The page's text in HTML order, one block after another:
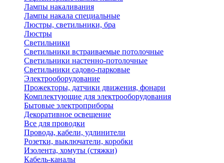
Лампы накаливания
Лампы накала специальные
Люстры, светильники, бра
Люстры
Светильники
Светильники встраиваемые потолочные
Светильники настенно-потолочные
Светильники садово-парковые
Электрооборудование
Прожекторы, датчики движения, фонари
Комплектующие для электрооборудования
Бытовые электроприборы
Декоративное освещение
Все для проводки
Провода, кабели, удлинители
Розетки, выключатели, коробки
Изолента, хомуты (стяжки)
Кабель-каналы